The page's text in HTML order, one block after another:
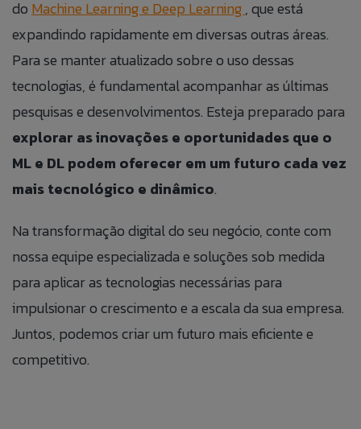
do Machine Learning e Deep Learning, que está
expandindo rapidamente em diversas outras áreas.
Para se manter atualizado sobre o uso dessas
tecnologias, é fundamental acompanhar as últimas
pesquisas e desenvolvimentos. Esteja preparado para
explorar as inovações e oportunidades que o
ML e DL podem oferecer em um futuro cada vez
mais tecnológico e dinâmico.
Na transformação digital do seu negócio, conte com
nossa equipe especializada e soluções sob medida
para aplicar as tecnologias necessárias para
impulsionar o crescimento e a escala da sua empresa.
Juntos, podemos criar um futuro mais eficiente e
competitivo.
ANEXAR CURRÍCULO
Aceito que meus dados sejam utilizados para
possibilitar que a Jump Label identifique e entre em
relacionamento e ações de seleção para vaga.